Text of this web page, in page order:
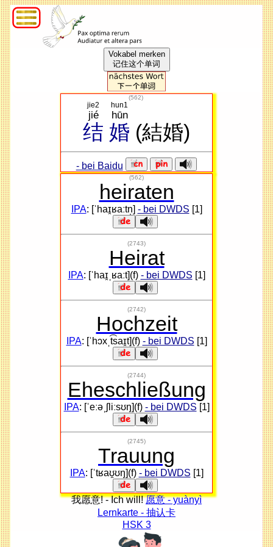
Vokabel merken
记住这个单词
(562)
结
jié
jie2
婚
hūn
hun1
(結婚)
- bei Baidu
(562)
heiraten
IPA: [ˈhaɪ̯ʁaːtn̩] - bei DWDS [1]
(2743)
Heirat
IPA: [ˈhaɪ̯ˌʁaːt](f) - bei DWDS [1]
(2742)
Hochzeit
IPA: [ˈhɔxˌt͡saɪ̯t](f) - bei DWDS [1]
(2744)
Eheschließung
IPA: [ˈeːəˌʃliːsʊŋ](f) - bei DWDS [1]
(2745)
Trauung
IPA: [ˈtʁaʊ̯ʊŋ](f) - bei DWDS [1]
我愿意! - Ich will!愿意 - yuànyì
Lernkarte - 抽认卡
HSK 3